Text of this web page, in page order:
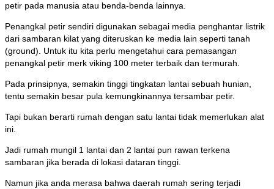
petir pada manusia atau benda-benda lainnya.
Penangkal petir sendiri digunakan sebagai media penghantar listrik
dari sambaran kilat yang diteruskan ke media lain seperti tanah
(ground). Untuk itu kita perlu mengetahui cara pemasangan
penangkal petir merk viking 100 meter terbaik dan termurah.
Pada prinsipnya, semakin tinggi tingkatan lantai sebuah hunian,
tentu semakin besar pula kemungkinannya tersambar petir.
Tapi bukan berarti rumah dengan satu lantai tidak memerlukan alat
ini.
Jadi rumah mungil 1 lantai dan 2 lantai pun rawan terkena
sambaran jika berada di lokasi dataran tinggi.
Namun jika anda merasa bahwa daerah rumah sering terjadi